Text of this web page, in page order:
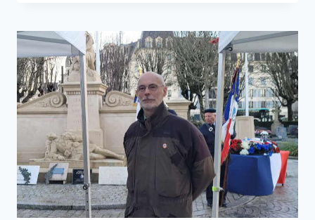
MORTS
POUR
LA
FRANCE
»
PENDANT
GUERRE
D’ALGÉRIE
LES
COMBATS